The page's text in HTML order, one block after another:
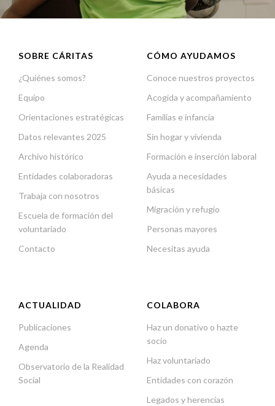
SOBRE CÁRITAS
¿Quiénes somos?
Equipo
Orientaciones estratégicas
Datos relevantes 2025
Archivo histórico
Entidades colaboradoras
Trabaja con nosotros
Escuela de formación del
voluntariado
Contacto
CÓMO AYUDAMOS
Conoce nuestros proyectos
Acogida y acompañamiento
Familias e infancia
Sin hogar y vivienda
Formación e inserción laboral
Ayuda a necesidades
básicas
Migración y refugio
Personas mayores
Necesitas ayuda
ACTUALIDAD
Publicaciones
Agenda
Observatorio de la Realidad
Social
COLABORA
Haz un donativo o hazte
socio
Haz voluntariado
Entidades con corazón
Legados y herencias